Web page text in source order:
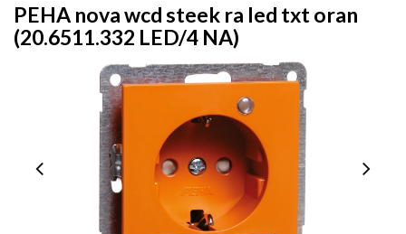
PEHA nova wcd steek ra led txt oran
(20.6511.332 LED/4 NA)